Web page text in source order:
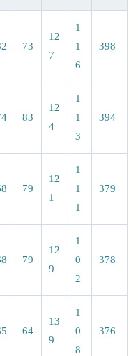
73
12
7
1
1
6
398
83
12
4
1
1
3
394
79
12
1
1
1
1
379
79
12
9
1
0
2
378
64
13
9
1
0
8
376